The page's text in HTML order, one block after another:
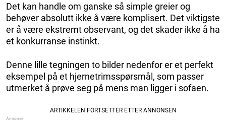
Det kan handle om ganske så simple greier og
behøver absolutt ikke å være komplisert. Det viktigste
er å være ekstremt observant, og det skader ikke å ha
et konkurranse instinkt.
Denne lille tegningen to bilder nedenfor er et perfekt
eksempel på et hjernetrimsspørsmål, som passer
utmerket å prøve seg på mens man ligger i sofaen.